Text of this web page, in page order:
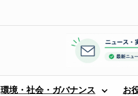
環境・社会・ガバナンス お